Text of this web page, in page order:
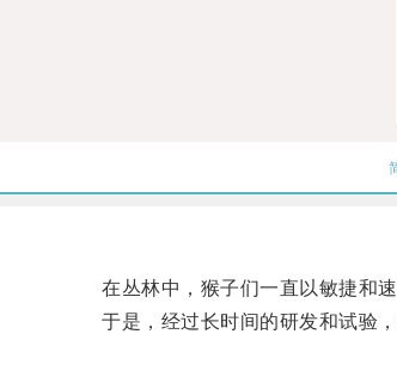
在丛林中，猴子们一直以敏捷和速
于是，经过长时间的研发和试验，